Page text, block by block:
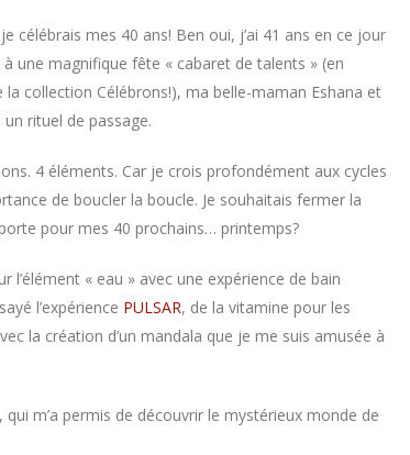
célébrais mes 40 ans! Ben oui, j’ai 41 ans en ce jour
à une magnifique fête « cabaret de talents » (en
collection Célébrons!), ma belle-maman Eshana et
rituel de passage.
4 éléments. Car je crois profondément aux cycles
de boucler la boucle. Je souhaitais fermer la
pour mes 40 prochains… printemps?
l’élément « eau » avec une expérience de bain
l’expérience PULSAR, de la vitamine pour les
la création d’un mandala que je me suis amusée à
m’a permis de découvrir le mystérieux monde de